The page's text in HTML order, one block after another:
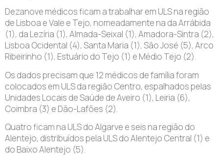
Dezanove médicos ficam a trabalhar em ULS na região
de Lisboa e Vale e Tejo, nomeadamente na da Arrábida
(1), da Lezíria (1), Almada-Seixal (1), Amadora-Sintra (2),
Lisboa Ocidental (4), Santa Maria (1), São José (5), Arco
Ribeirinho (1), Estuário do Tejo (1) e Médio Tejo (2).
Os dados precisam que 12 médicos de família foram
colocados em ULS da região Centro, espalhados pelas
Unidades Locais de Saúde de Aveiro (1), Leiria (6),
Coimbra (3) e Dão-Lafões (2).
Quatro ficam na ULS do Algarve e seis na região do
Alentejo, distribuídos pela ULS do Alentejo Central (1) e
do Baixo Alentejo (5).